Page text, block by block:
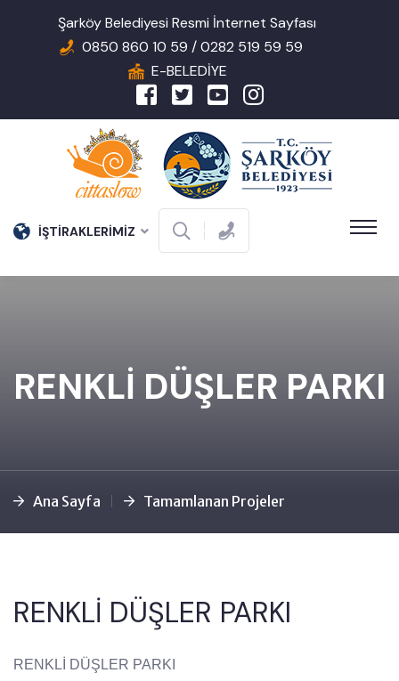
Şarköy Belediyesi Resmi İnternet Sayfası
0850 860 10 59 / 0282 519 59 59
E-BELEDİYE
İŞTİRAKLERİMİZ
RENKLİ DÜŞLER PARKI
Ana Sayfa Tamamlanan Projeler
RENKLİ DÜŞLER PARKI
RENKLİ DÜŞLER PARKI